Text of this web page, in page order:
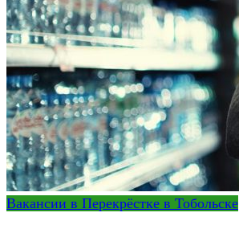
Вакансии в Перекрёстке в Тобольске